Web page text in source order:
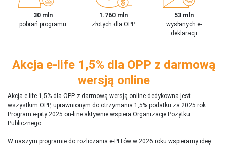
30 mln
pobrań programu
1.760 mln
złotych dla OPP
53 mln
wysłanych e-
deklaracji
Akcja e-life 1,5% dla OPP z darmową
wersją online
Akcja e-life 1,5% dla OPP z darmową wersją online dedykowna jest
wszystkim OPP, uprawnionym do otrzymania 1,5% podatku za 2025 rok.
Program e-pity 2025 on-line aktywnie wspiera Organizacje Pożytku
Publicznego.
W naszym programie do rozliczania e-PITów w 2026 roku wspieramy ideę